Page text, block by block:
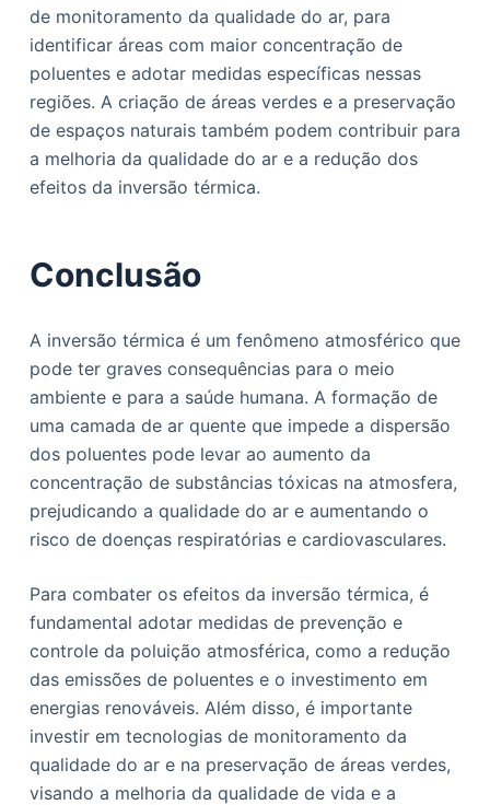
de monitoramento da qualidade do ar, para
identificar áreas com maior concentração de
poluentes e adotar medidas específicas nessas
regiões. A criação de áreas verdes e a preservação
de espaços naturais também podem contribuir para
a melhoria da qualidade do ar e a redução dos
efeitos da inversão térmica.
Conclusão
A inversão térmica é um fenômeno atmosférico que
pode ter graves consequências para o meio
ambiente e para a saúde humana. A formação de
uma camada de ar quente que impede a dispersão
dos poluentes pode levar ao aumento da
concentração de substâncias tóxicas na atmosfera,
prejudicando a qualidade do ar e aumentando o
risco de doenças respiratórias e cardiovasculares.
Para combater os efeitos da inversão térmica, é
fundamental adotar medidas de prevenção e
controle da poluição atmosférica, como a redução
das emissões de poluentes e o investimento em
energias renováveis. Além disso, é importante
investir em tecnologias de monitoramento da
qualidade do ar e na preservação de áreas verdes,
visando a melhoria da qualidade de vida e a